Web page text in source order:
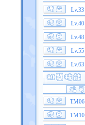
Lv.33
Lv.40
Lv.48
Lv.55
Lv.63
TM06
TM10